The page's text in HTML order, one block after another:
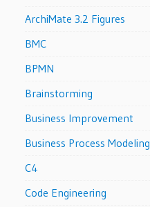
ArchiMate 3.2 Figures
BMC
BPMN
Brainstorming
Business Improvement
Business Process Modeling
C4
Code Engineering